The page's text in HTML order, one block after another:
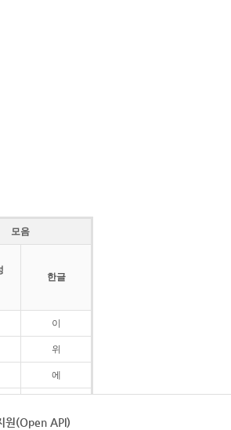
모음
한글
이
위
에
에
원(Open API)